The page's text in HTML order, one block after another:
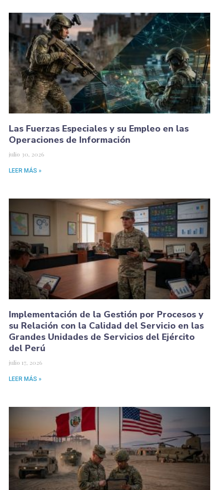
Las Fuerzas Especiales y su Empleo en las
Operaciones de Información
julio 30, 2026
LEER MÁS »
Implementación de la Gestión por Procesos y
su Relación con la Calidad del Servicio en las
Grandes Unidades de Servicios del Ejército
del Perú
julio 17, 2026
LEER MÁS »